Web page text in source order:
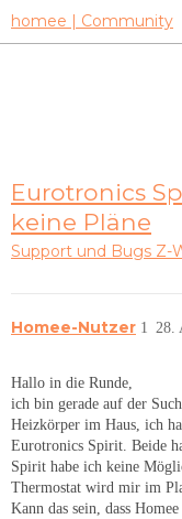
homee | Community
Eurotronics
keine Pläne
Support und Bugs Z-
Homee-Nutzer 28.
1
Hallo in die Runde,
ich bin gerade auf der
Heizkörper im Haus, ich
Eurotronics Spirit. Beide
Spirit habe ich keine
Thermostat wird mir im
Kann das sein, dass